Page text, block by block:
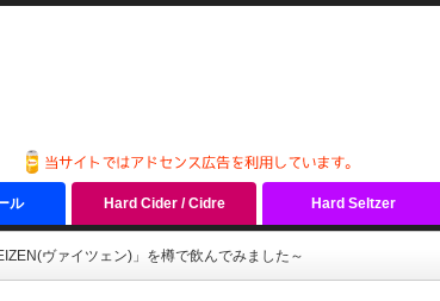
ル Hard Cider / Cidre Hard Seltzer
ヴァイツェン)」を樽で飲んでみました～